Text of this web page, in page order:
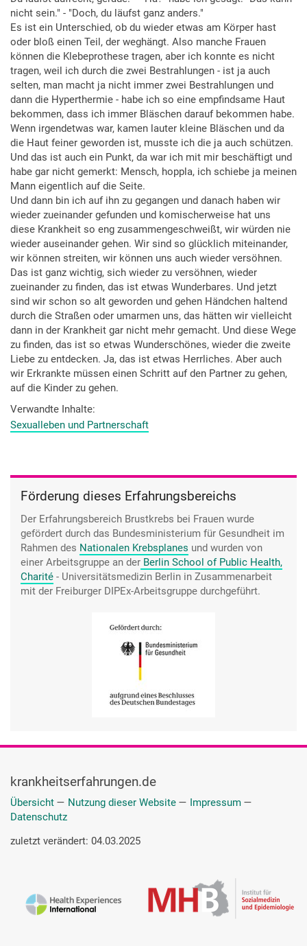
nicht sein." - "Doch, du läufst ganz anders."
Es ist ein Unterschied, ob du wieder etwas am Körper hast
oder bloß einen Teil, der weghängt. Also manche Frauen
können die Klebeprothese tragen, aber ich konnte es nicht
tragen, weil ich durch die zwei Bestrahlungen - ist ja auch
selten, man macht ja nicht immer zwei Bestrahlungen und
dann die Hyperthermie - habe ich so eine empfindsame Haut
bekommen, dass ich immer Bläschen darauf bekommen habe.
Wenn irgendetwas war, kamen lauter kleine Bläschen und da
die Haut feiner geworden ist, musste ich die ja auch schützen.
Und das ist auch ein Punkt, da war ich mit mir beschäftigt und
habe gar nicht gemerkt: Mensch, hoppla, ich schiebe ja meinen
Mann eigentlich auf die Seite.
Und dann bin ich auf ihn zu gegangen und danach haben wir
wieder zueinander gefunden und komischerweise hat uns
diese Krankheit so eng zusammengeschweißt, wir würden nie
wieder auseinander gehen. Wir sind so glücklich miteinander,
wir können streiten, wir können uns auch wieder versöhnen.
Das ist ganz wichtig, sich wieder zu versöhnen, wieder
zueinander zu finden, das ist etwas Wunderbares. Und jetzt
sind wir schon so alt geworden und gehen Händchen haltend
durch die Straßen oder umarmen uns, das hätten wir vielleicht
dann in der Krankheit gar nicht mehr gemacht. Und diese Wege
zu finden, das ist so etwas Wunderschönes, wieder die zweite
Liebe zu entdecken. Ja, das ist etwas Herrliches. Aber auch
wir Erkrankte müssen einen Schritt auf den Partner zu gehen,
auf die Kinder zu gehen.
Verwandte Inhalte
Sexualleben und Partnerschaft
Förderung dieses Erfahrungsbereichs
Der Erfahrungsbereich Brustkrebs bei Frauen wurde
gefördert durch das Bundesministerium für Gesundheit im
Rahmen des Nationalen Krebsplanes und wurden von
einer Arbeitsgruppe an der Berlin School of Public Health,
Charité - Universitätsmedizin Berlin in Zusammenarbeit
mit der Freiburger DIPEx-Arbeitsgruppe durchgeführt.
krankheitserfahrungen.de
Übersicht — Nutzung dieser Website — Impressum —
Datenschutz
zuletzt verändert: 04.03.2025